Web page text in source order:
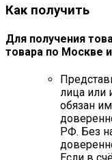
Как получить
Для получения
товара по Москве
лица или
обязан
РФ. Без